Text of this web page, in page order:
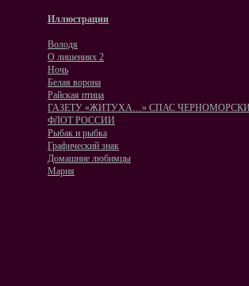
Иллюстрации
Володя
O лишениях 2
Ночь
Белая ворона
Райская птица
ГАЗЕТУ «ЖИТУХА…» СПАС
ФЛОТ РОССИИ
Рыбак и рыбка
Графический знак
Домашние любимцы
Мария